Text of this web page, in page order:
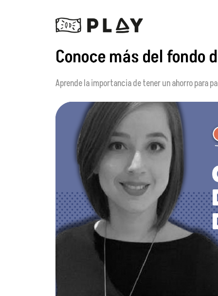
Conoce más del fondo
Aprende la importancia de tener un ahorro para